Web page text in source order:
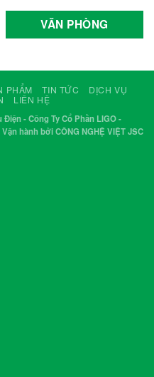
VĂN PHÒNG
PHẨM TIN TỨC
DỊCH VỤ
LIÊN HỆ
Điện - Công Ty Cổ Phần LIGO -
hành bởi CÔNG NGHỆ VIỆT JSC